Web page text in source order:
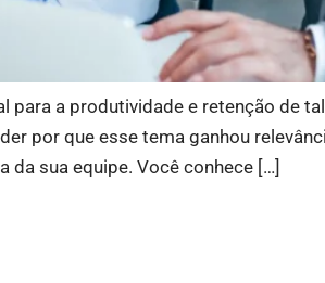
a produtividade e retenção de
por que esse tema ganhou
sua equipe. Você conhece […]